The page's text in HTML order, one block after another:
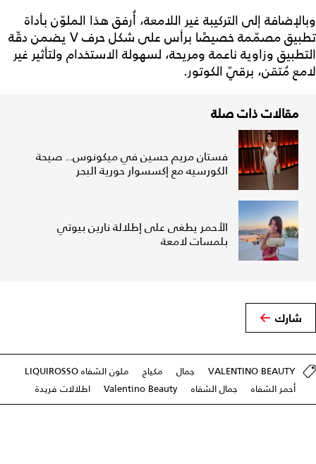
وبالإضافة إلى التركيبة غير اللامعة، أُرفق هذا الملوّن بأداة
تطبيق مصمّمة خصيصًا برأس على شكل حرف V يضمن دقّة
التطبيق وزاوية ناعمة ومريحة، لسهولة الاستخدام ولتأثير غير
لامع مُتقن، برقيّ الكوتور.
مقالات ذات صلة
فستان مريم حسين في ميكونوس.. صيحة
الكورسيه مع إكسسوار حورية البحر
الأحمر يطغى على إطلالة نارين بيوتي
بلمسات لامعة
شارك
VALENTINO BEAUTY جمال مكياج
ملون الشفاه LIQUIROSSO
أحمر الشفاه
جمال الشفاه Valentino Beauty اطلالات فريدة